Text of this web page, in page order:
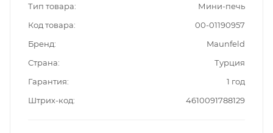
Тип товара
Мини-печь
Код товара
00-01190957
Бренд
Maunfeld
Страна
Турция
Гарантия
1 год
Штрих-код
4610091788129